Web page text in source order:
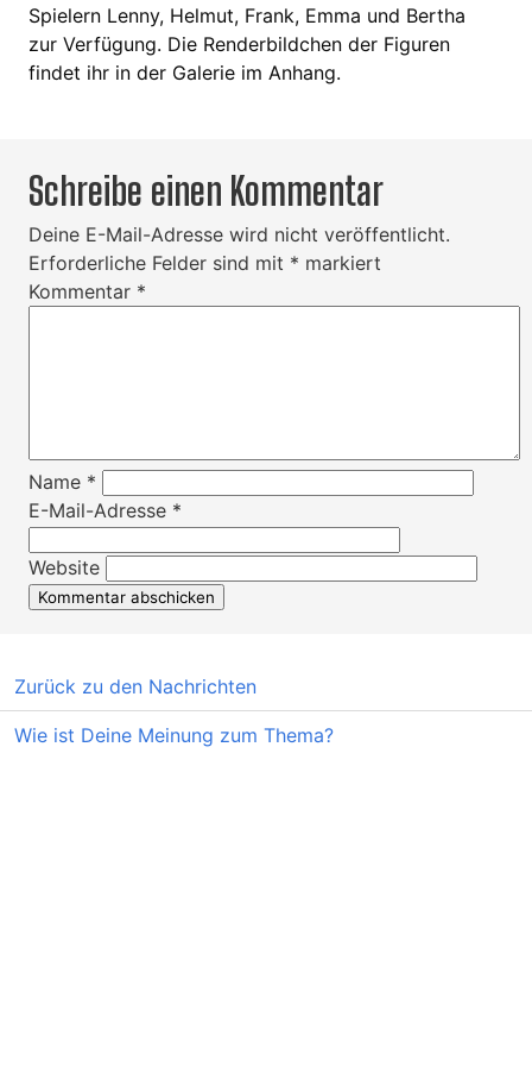
Spielern Lenny, Helmut, Frank, Emma und Bertha
zur Verfügung. Die Renderbildchen der Figuren
findet ihr in der Galerie im Anhang.
Schreibe einen Kommentar
Deine E-Mail-Adresse wird nicht veröffentlicht.
Erforderliche Felder sind mit * markiert
Kommentar *
Name *
E-Mail-Adresse *
Website
Zurück zu den Nachrichten
Wie ist Deine Meinung zum Thema?